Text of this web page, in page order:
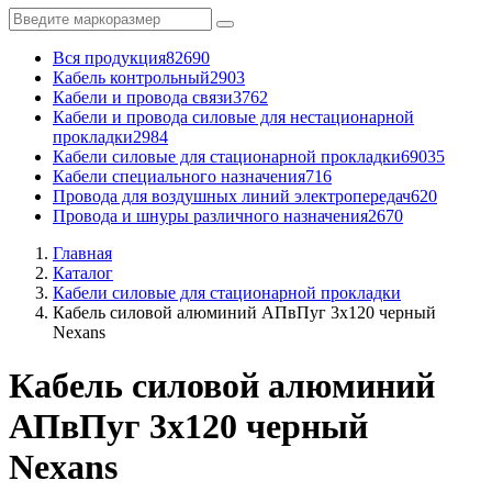
Вся продукция82690
Кабель контрольный2903
Кабели и провода связи3762
Кабели и провода силовые для нестационарной
прокладки2984
Кабели силовые для стационарной прокладки69035
Кабели специального назначения716
Провода для воздушных линий электропередач620
Провода и шнуры различного назначения2670
Главная
Каталог
Кабели силовые для стационарной прокладки
Кабель силовой алюминий АПвПуг 3x120 черный
Nexans
Кабель силовой алюминий
АПвПуг 3x120 черный
Nexans